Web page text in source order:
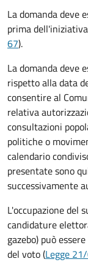
La domanda deve
prima
67).
La domanda deve
rispetto alla data
consentire al
relativa
consultazioni
politiche o
calendario
presentate sono
successivamente
L'occupazione del
candidature
gazebo) può
del voto (Legge